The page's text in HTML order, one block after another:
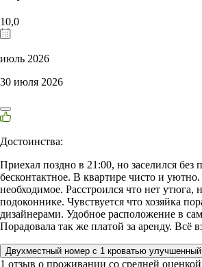
10,0
июль 2026
30 июля 2026
Достоинства:
Приехал поздно в 21:00, но заселился без
бесконтактное. В квартире чисто и уютно.
необходимое. Расстроился что нет утюга,
подоконнике. Чувствуется что хозяйка
дизайнерами. Удобное расположение в
Порадовала так же платой за аренду. Всё
Двухместный номер с 1 кроватью улучшенный
1 отзыв о проживании со средней оценкой